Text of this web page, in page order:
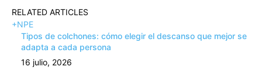
RELATED ARTICLES
+NPE
Tipos de colchones: cómo elegir el descanso que mejor se
adapta a cada persona
16 julio, 2026